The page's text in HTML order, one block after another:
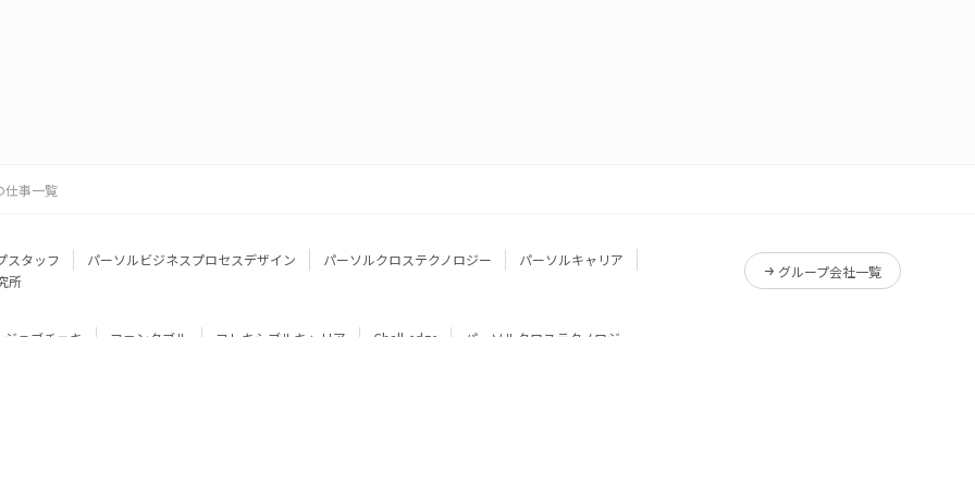
仕事一覧
スタッフ パーソルビジネスプロセスデザイン パーソルクロステクノロジー
パーソルキャリア
所
グループ会社一覧
ジョブチェキ ファンタブル フレキシブルキャリア Chall-edge
パーソルクロステクノロジー